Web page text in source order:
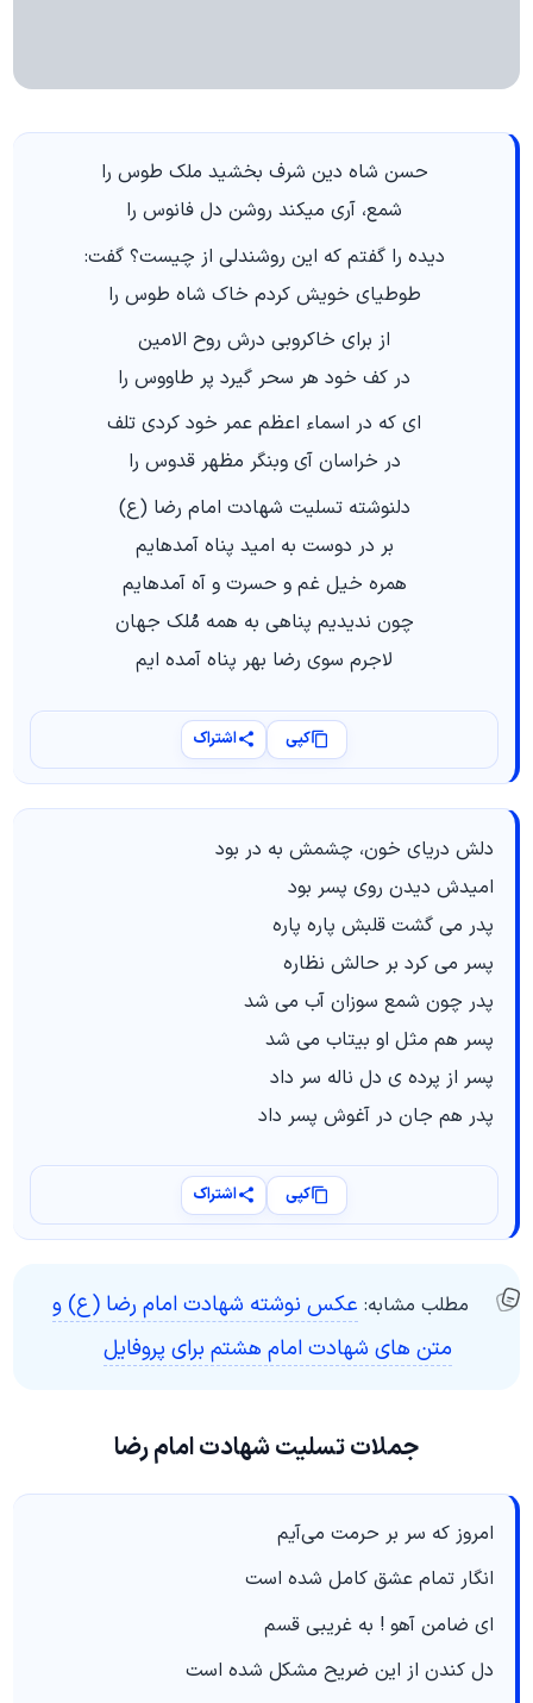
حسن شاه دین شرف بخشید ملک طوس را
شمع، آرى میکند روشن دل فانوس را
دیده را گفتم که این روشندلى از چیست؟ گفت:
طوطیاى خویش کردم خاک شاه طوس را
از براى خاکروبى درش روح الامین
در کف خود هر سحر گیرد پر طاووس را
اى که در اسماء اعظم عمر خود کردى تلف
در خراسان آى وبنگر مظهر قدوس را
دلنوشته تسلیت شهادت امام رضا (ع)
بر در دوست به امید پناه آمده‎ایم
همره خیل غم و حسرت و آه آمده‎ایم
چون ندیدیم پناهى به همه مُلک جهان
لاجرم سوى رضا بهر پناه آمده ‎ایم
کپی اشتراک
دلش دریای خون، چشمش به در بود
امیدش دیدن روی پسر بود
پدر می‎ گشت قلبش پاره پاره
پسر می‎ کرد بر حالش نظاره
پدر چون شمع سوزان آب می شد
پسر هم مثل او بی‎تاب می شد
پسر از پرده ‎ی دل ناله سر داد
پدر هم جان در آغوش پسر داد
کپی اشتراک
مطلب مشابه: عکس نوشته شهادت امام رضا (ع) و
متن های شهادت امام هشتم برای پروفایل
جملات تسلیت شهادت امام رضا
امروز که سر بر حرمت می‌آیم
انگار تمام عشق کامل شده است
اي ضامن آهو ! به غریبی قسم
دل کندن از این ضریح مشکل شده است